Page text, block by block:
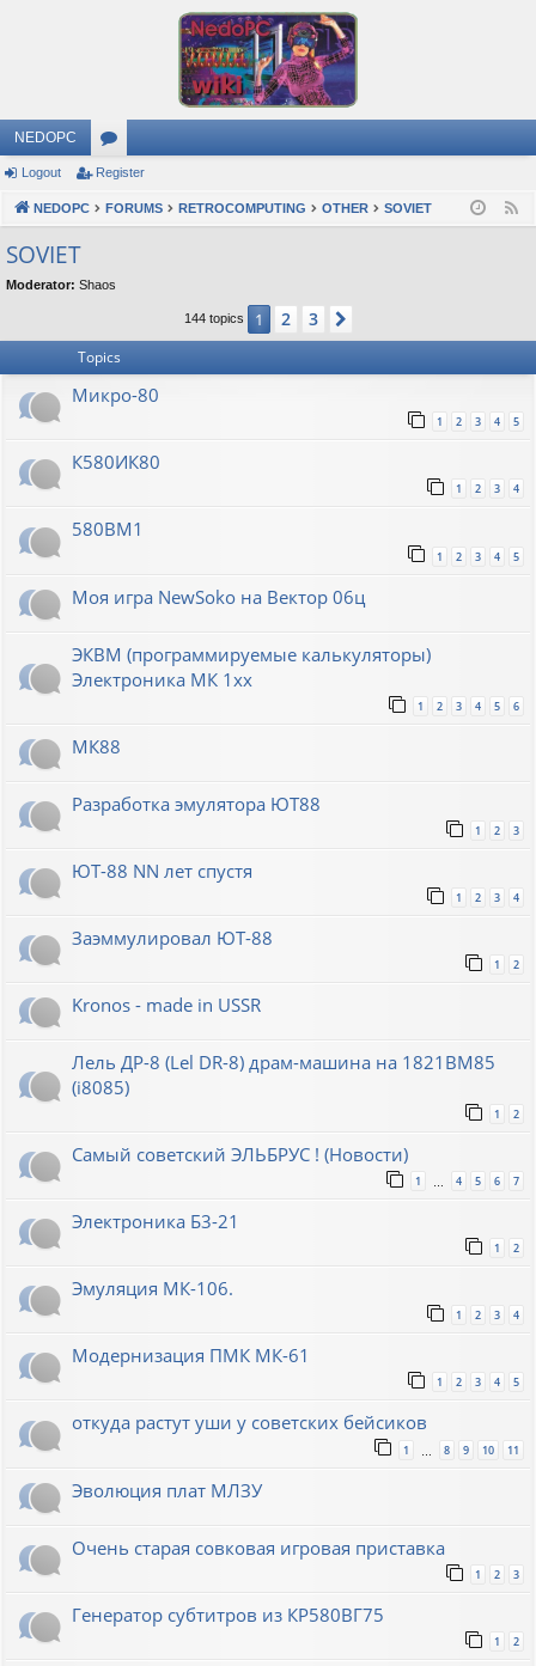
NEDOPC
or
u
s
Logout Register
NEDOPC FORUMS RETROCOMPUTING OTHER SOVIET
SOVIET
Moderator: Shaos
144 topics 1 2 3
Topics
Микро-80
1 2 3 4 5
К580ИК80
1 2 3 4
580ВМ1
1 2 3 4 5
Моя игра NewSoko на Вектор 06ц
ЭКВМ (программируемые калькуляторы)
Электроника МК 1хх
1 2 3 4 5 6
МК88
Разработка эмулятора ЮТ88
1 2 3
ЮТ-88 NN лет спустя
1 2 3 4
Заэммулировал ЮТ-88
1 2
Kronos - made in USSR
Лель ДР-8 (Lel DR-8) драм-машина на 1821ВМ85
(i8085)
1 2
Самый советский ЭЛЬБРУС ! (Новости)
1 … 4 5 6 7
Электроника Б3-21
1 2
Эмуляция МК-106.
1 2 3 4
Модернизация ПМК МК-61
1 2 3 4 5
откуда растут уши у советских бейсиков
1 8 9 10 11
Эволюция плат МЛЗУ
Очень старая совковая игровая приставка
1 2 3
Генератор субтитров из КР580ВГ75
1 2